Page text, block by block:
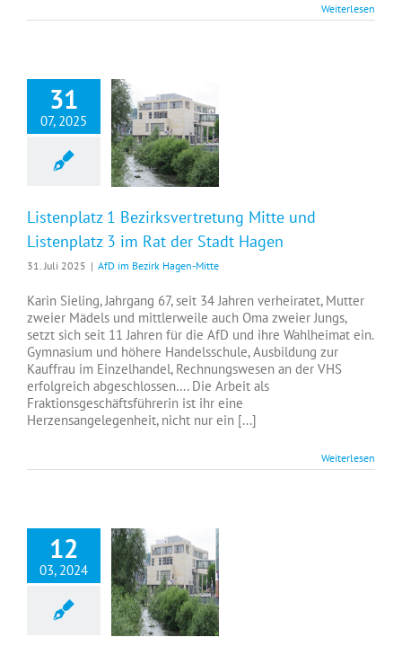
Weiterlesen
31
07, 2025
Listenplatz 1 Bezirksvertretung Mitte und
Listenplatz 3 im Rat der Stadt Hagen
31. Juli 2025 | AfD im Bezirk Hagen-Mitte
Karin Sieling, Jahrgang 67, seit 34 Jahren verheiratet, Mutter
zweier Mädels und mittlerweile auch Oma zweier Jungs,
setzt sich seit 11 Jahren für die AfD und ihre Wahlheimat ein.
Gymnasium und höhere Handelsschule, Ausbildung zur
Kauffrau im Einzelhandel, Rechnungswesen an der VHS
erfolgreich abgeschlossen…. Die Arbeit als
Fraktionsgeschäftsführerin ist ihr eine
Herzensangelegenheit, nicht nur ein [...]
Weiterlesen
12
03, 2024